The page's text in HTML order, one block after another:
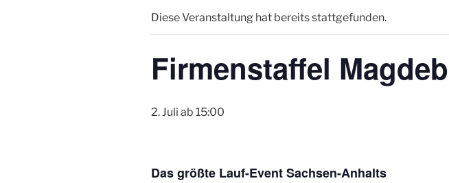
Diese Veranstaltung hat bereits stattgefunden.
Firmenstaffel
2. Juli ab 15:00
Das größte Lauf-Event Sachsen-Anhalts